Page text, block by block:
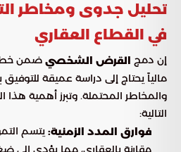
تحليل جدوى ومخاطر
في القطاع العقاري
إن دمج القرض الشخصي ضمن خطة
مالياً يحتاج إلى دراسة عميقة للتوفيق
والمخاطر المحتملة. وتبرز أهمية هذا
التالية:
فوارق المدد الزمنية: يتسم
مقارنة بالعقاري، مما يؤدي إلى